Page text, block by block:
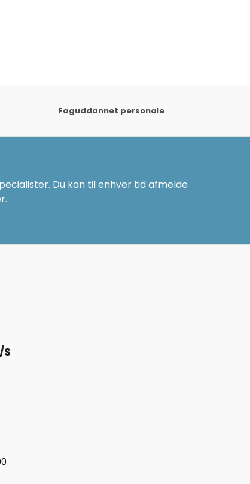
Faguddannet personale
Du kan til enhver tid afmelde